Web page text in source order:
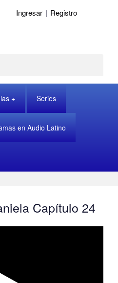
Ingresar | Registro
Series
en Audio Latino
Capítulo 24